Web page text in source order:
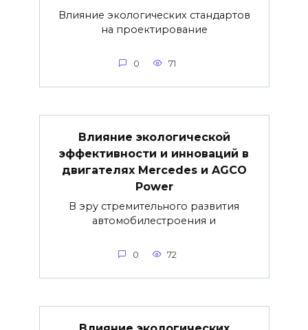
Влияние экологических стандартов
на проектирование
0 71
Влияние экологической
эффективности и инноваций в
двигателях Mercedes и AGCO
Power
В эру стремительного развития
автомобилестроения и
0 72